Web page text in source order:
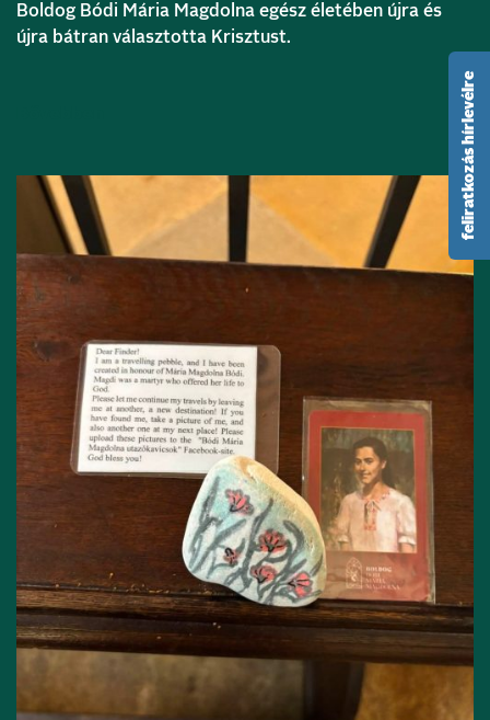
Boldog Bódi Mária Magdolna egész életében újra és
újra bátran választotta Krisztust.
feliratkozás hírlevélre